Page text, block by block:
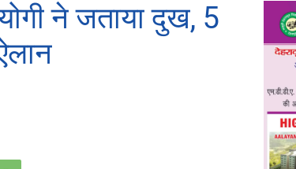
ने जताया दुख, 5